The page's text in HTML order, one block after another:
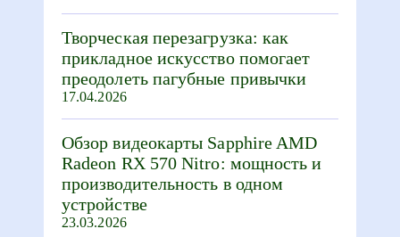
Творческая перезагрузка: как
прикладное искусство помогает
преодолеть пагубные привычки
17.04.2026
Обзор видеокарты Sapphire AMD
Radeon RX 570 Nitro: мощность и
производительность в одном
устройстве
23.03.2026